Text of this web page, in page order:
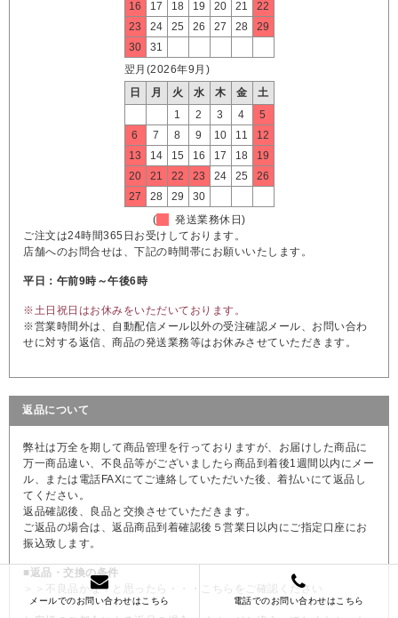
メールでのお問い合わせはこちら 電話でのお問い合わせはこちら
16
17 18 19 20 21
22
23
24 25 26 27 28
29
30
31
翌月(2026年9月)
日
月 火 水 木 金
土
1
2 3 4
5
6
7 8 9 10 11
12
13
14 15 16 17 18
19
20
21 22 23 24 25
26
27
28 29
30
(
発送業務休日)
ご注文は24時間365日お受けしております。
店舗へのお問合せは、下記の時間帯にお願いいたします。
平日：午前9時～午後6時
※土日祝日はお休みをいただいております。
※営業時間外は、自動配信メール以外の受注確認メール、お問い合わ
せに対する返信、商品の発送業務等はお休みさせていただきます。
返品について
弊社は万全を期して商品管理を行っておりますが、お届けした商品に
万一商品違い、不良品等がございましたら商品到着後1週間以内にメー
ル、または電話FAXにてご連絡していただいた後、着払いにて返品し
てください。
返品確認後、良品と交換させていただきます。
ご返品の場合は、返品商品到着確認後５営業日以内にご指定口座にお
振込致します。
■返品・交換の条件
＞＞不良品かな？と思ったら・・・こちらをご確認ください